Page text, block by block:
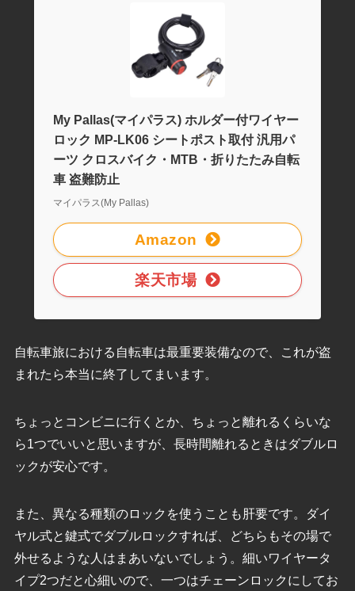
My Pallas(マイパラス) ホルダー付ワイヤー
ロック MP-LK06 シートポスト取付 汎用パ
ーツ クロスバイク・MTB・折りたたみ自転
車 盗難防止
マイパラス(My Pallas)
Amazon
楽天市場
自転車旅における自転車は最重要装備なので、これが盗
まれたら本当に終了してまいます。
ちょっとコンビニに行くとか、ちょっと離れるくらいな
ら1つでいいと思いますが、長時間離れるときはダブルロ
ックが安心です。
また、異なる種類のロックを使うことも肝要です。ダイ
ヤル式と鍵式でダブルロックすれば、どちらもその場で
外せるような人はまあいないでしょう。細いワイヤータ
イプ2つだと心細いので、一つはチェーンロックにしてお